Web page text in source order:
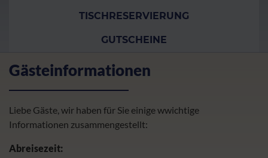
TISCHRESERVIERUNG
GUTSCHEINE
Gästeinformationen
Liebe Gäste, wir haben für Sie einige wwichtige
Informationen zusammengestellt:
Abreisezeit: